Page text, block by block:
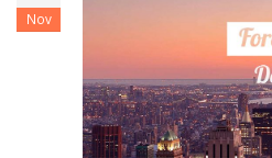
Nov